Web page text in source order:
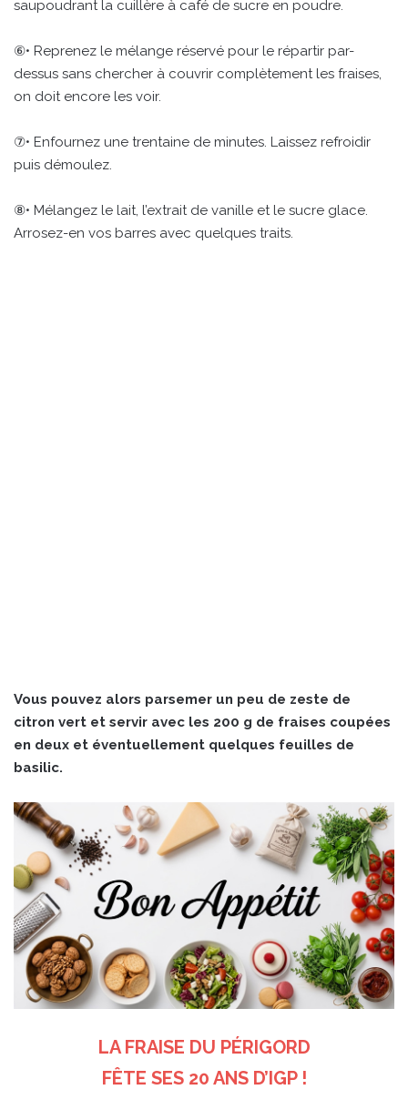
saupoudrant la cuillère à café de sucre en poudre.
⑥• Reprenez le mélange réservé pour le répartir par-
dessus sans chercher à couvrir complètement les fraises,
on doit encore les voir.
⑦• Enfournez une trentaine de minutes. Laissez refroidir
puis démoulez.
⑧• Mélangez le lait, l’extrait de vanille et le sucre glace.
Arrosez-en vos barres avec quelques traits.
Vous pouvez alors parsemer un peu de zeste de
citron vert et servir avec les 200 g de fraises coupées
en deux et éventuellement quelques feuilles de
basilic.
LA FRAISE DU PÉRIGORD
FÊTE SES 20 ANS D’IGP !